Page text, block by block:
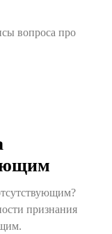
вопроса про
признания